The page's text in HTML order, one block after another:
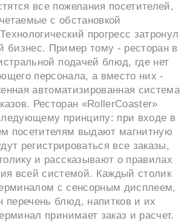
все пожелания посетителей,
с обстановкой
прогресс затронул
бизнес. Пример тому - ресторан в
подачей блюд, где нет
персонала, а вместо них -
автоматизированная система
Ресторан «RollerCoaster»
принципу: при входе в
посетителям выдают магнитную
регистрироваться все заказы,
и рассказывают о правилах
всей системой. Каждый столик
с сенсорным дисплеем,
перечень блюд, напитков и их
принимает заказ и расчет.